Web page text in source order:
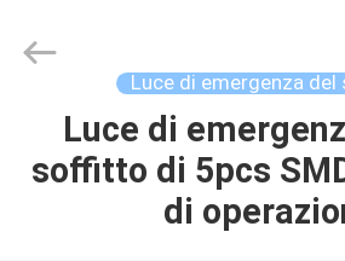
CASA
PRODOTTI
Dreamy
Technology
Luce di emergenza
Luce di
soffitto di 5pcs
di